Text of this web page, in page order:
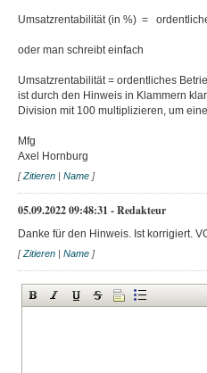
Umsatzrentabilität (in %) =
oder man schreibt einfach
Umsatzrentabilität = ordentliches
ist durch den Hinweis in Klammern
Division mit 100 multiplizieren, um
Mfg
Axel Hornburg
[Zitieren | Name ]
05.09.2022 09:48:31 - Redakteur
Danke für den Hinweis. Ist korrigiert.
[Zitieren | Name ]